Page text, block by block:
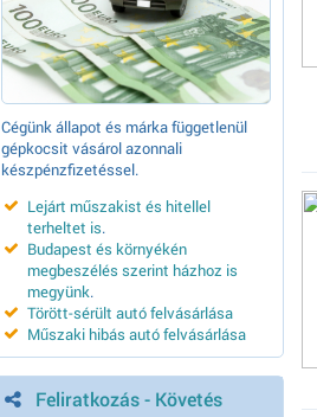
Cégünk állapot és márka függetlenül
gépkocsit vásárol azonnali
készpénzfizetéssel.
Lejárt műszakist és hitellel
terheltet is.
Budapest és környékén
megbeszélés szerint házhoz is
megyünk.
Törött-sérült autó felvásárlása
Műszaki hibás autó felvásárlása
Feliratkozás - Követés